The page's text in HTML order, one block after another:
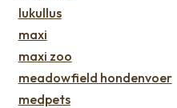
lukullus
maxi
maxi zoo
meadowfield hondenvoer
medpets